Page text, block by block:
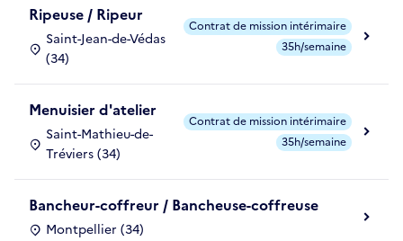
Ripeuse / Ripeur
Saint-Jean-de-Védas
(34)
Contrat de mission intérimaire
35h/semaine
Menuisier d'atelier
Saint-Mathieu-de-
Tréviers (34)
Contrat de mission intérimaire
35h/semaine
Bancheur-coffreur / Bancheuse-coffreuse
Montpellier (34)